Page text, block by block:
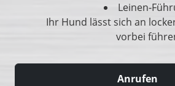
Leinen-
Ihr Hund lässt sich an
vorbei
Anrufen